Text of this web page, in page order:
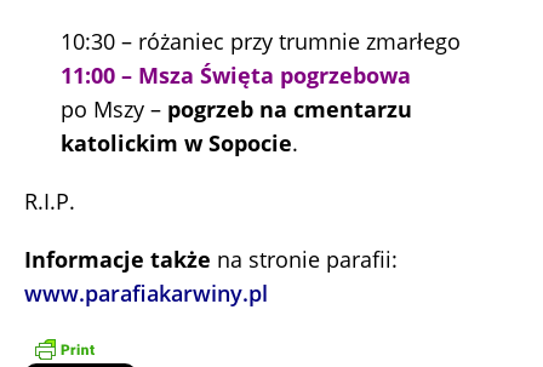
10:30 – różaniec przy trumnie zmarłego
11:00 – Msza Święta pogrzebowa
po Mszy – pogrzeb na cmentarzu
katolickim w Sopocie.
R.I.P.
Informacje także na stronie parafii:
www.parafiakarwiny.pl